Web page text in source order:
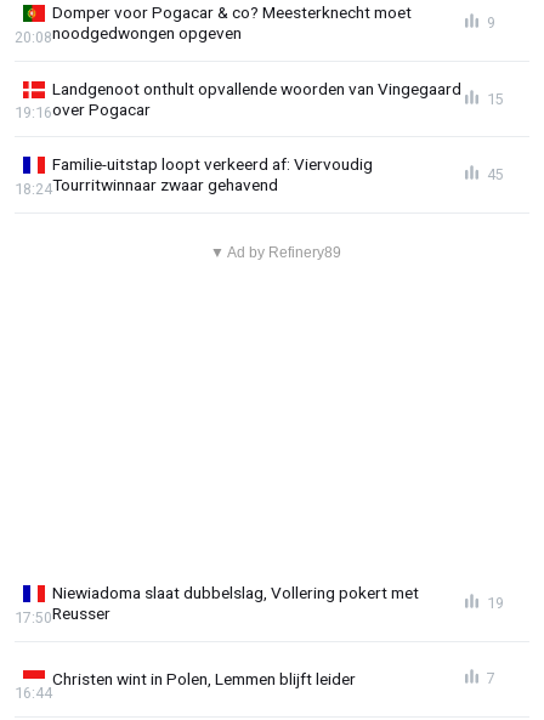
Domper voor Pogacar & co? Meesterknecht moet
noodgedwongen opgeven
20:08
9
Landgenoot onthult opvallende woorden van Vingegaard
over Pogacar
19:16
15
Familie-uitstap loopt verkeerd af: Viervoudig
Tourritwinnaar zwaar gehavend
18:24
45
▼ Ad by Refinery89
Niewiadoma slaat dubbelslag, Vollering pokert met
Reusser
17:50
19
Christen wint in Polen, Lemmen blijft leider
16:44
7